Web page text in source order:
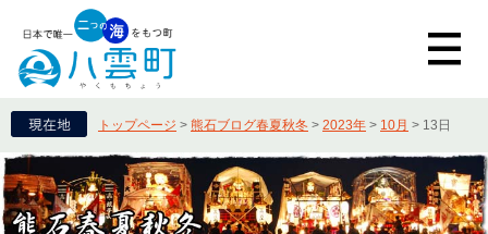
トップページ > 熊石ブログ春夏秋冬 > 2023年 > 10月 > 13日